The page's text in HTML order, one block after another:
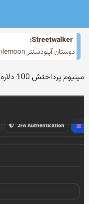
Streetwalker:
دوستان آپلودسنتر Filemoon را حتما چک کنید.
مینیوم پرداختش 100 دلاره باید یک سال کارگرد تا برسه